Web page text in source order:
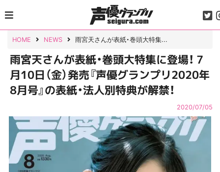
to
content
HOME NEWS 雨宮天さんが表紙・巻頭大特集...
雨宮天さんが表紙・巻頭大特集に登場！ 7
月10日（金）発売『声優グランプリ2020年
8月号』の表紙・法人別特典が解禁！
2020/07/05